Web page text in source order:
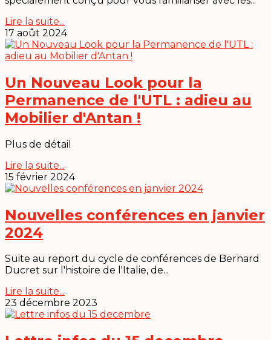
Lire la suite...
17 août 2024
Un Nouveau Look pour la
Permanence de l'UTL : adieu au
Mobilier d'Antan !
Plus de détail
Lire la suite...
15 février 2024
Nouvelles conférences en janvier
2024
Suite au report du cycle de conférences de Bernard
Ducret sur l'histoire de l'Italie, de...
Lire la suite...
23 décembre 2023